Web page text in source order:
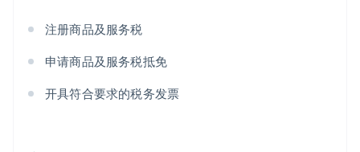
注册商品及服务税
申请商品及服务税抵免
开具符合要求的税务发票